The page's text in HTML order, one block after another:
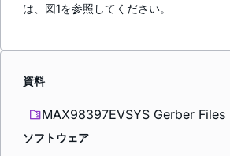
は、図1を参照してください。
資料
MAX98397EVSYS Gerber Files
ソフトウェア